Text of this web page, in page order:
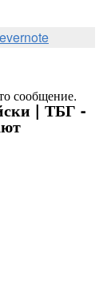
сообщение.
| ТБГ -